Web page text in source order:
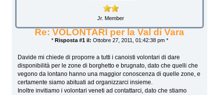
Jr. Member
Re: VOLONTARI per la Val di Vara
* Risposta #1 il: Ottobre 27, 2011, 01:42:38 pm *
Davide mi chiede di proporre a tutti i canoisti volontari di dare
disponibilità per le zone di borghetto e brugnato, dato che quelli che
vegono da lontano hanno una maggior conoscenza di quelle zone, e
certamente siamo abituati ad organizzarci insieme.
Inoltre invitiamo i volontari veneti ad contattarci, dato che stiamo